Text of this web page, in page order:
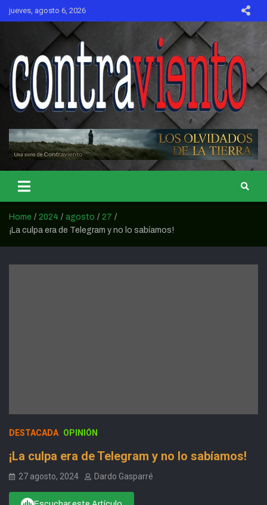
Skip
jueves, agosto 6, 2026
CONTRAVIENTO
Home 2024 agosto
27
¡La culpa era de Telegram y no lo sabíamos!
DESTACADA OPINIÓN
¡La culpa era de Telegram y no lo sabíamos!
27 agosto, 2024 Dardo Gasparré